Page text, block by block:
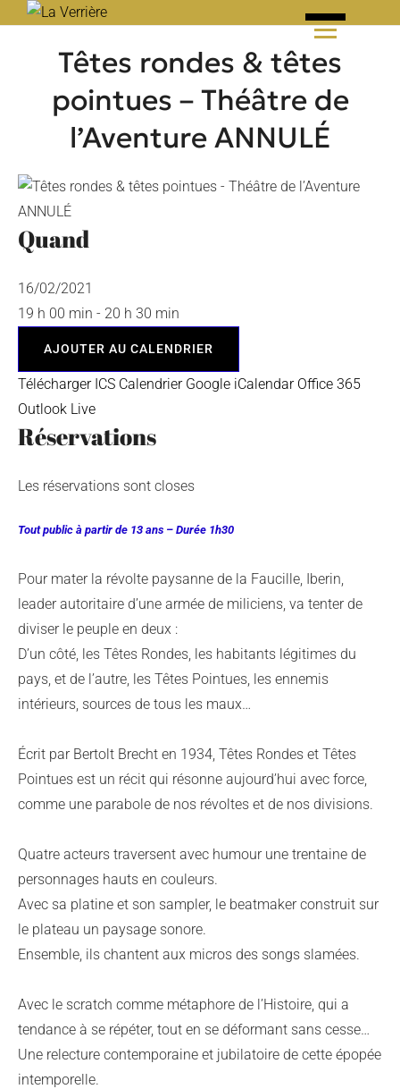
Têtes rondes & têtes
pointues – Théâtre de
l’Aventure ANNULÉ
Quand
16/02/2021
19 h 00 min - 20 h 30 min
AJOUTER AU CALENDRIER
Télécharger ICS Calendrier Google iCalendar Office 365
Outlook Live
Réservations
Les réservations sont closes
Tout public à partir de 13 ans – Durée 1h30
Pour mater la révolte paysanne de la Faucille, Iberin,
leader autoritaire d’une armée de miliciens, va tenter de
diviser le peuple en deux :
D’un côté, les Têtes Rondes, les habitants légitimes du
pays, et de l’autre, les Têtes Pointues, les ennemis
intérieurs, sources de tous les maux…
Écrit par Bertolt Brecht en 1934, Têtes Rondes et Têtes
Pointues est un récit qui résonne aujourd’hui avec force,
comme une parabole de nos révoltes et de nos divisions.
Quatre acteurs traversent avec humour une trentaine de
personnages hauts en couleurs.
Avec sa platine et son sampler, le beatmaker construit sur
le plateau un paysage sonore.
Ensemble, ils chantent aux micros des songs slamées.
Avec le scratch comme métaphore de l’Histoire, qui a
tendance à se répéter, tout en se déformant sans cesse…
Une relecture contemporaine et jubilatoire de cette épopée
intemporelle.